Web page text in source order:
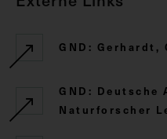
GND: Gerhardt,
GND: Deutsche
Naturforscher